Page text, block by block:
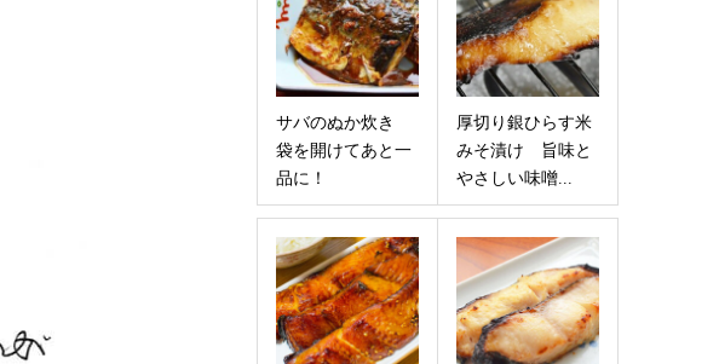
サバのぬか炊き
袋を開けてあと一
品に！
厚切り銀ひらす米
みそ漬け 旨味と
やさしい味噌...